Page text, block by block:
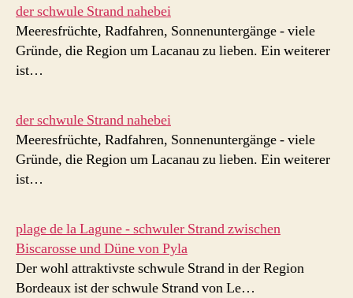
der schwule Strand nahebei
Meeresfrüchte, Radfahren, Sonnenuntergänge - viele
Gründe, die Region um Lacanau zu lieben. Ein weiterer
ist…
der schwule Strand nahebei
Meeresfrüchte, Radfahren, Sonnenuntergänge - viele
Gründe, die Region um Lacanau zu lieben. Ein weiterer
ist…
plage de la Lagune - schwuler Strand zwischen
Biscarosse und Düne von Pyla
Der wohl attraktivste schwule Strand in der Region
Bordeaux ist der schwule Strand von Le…